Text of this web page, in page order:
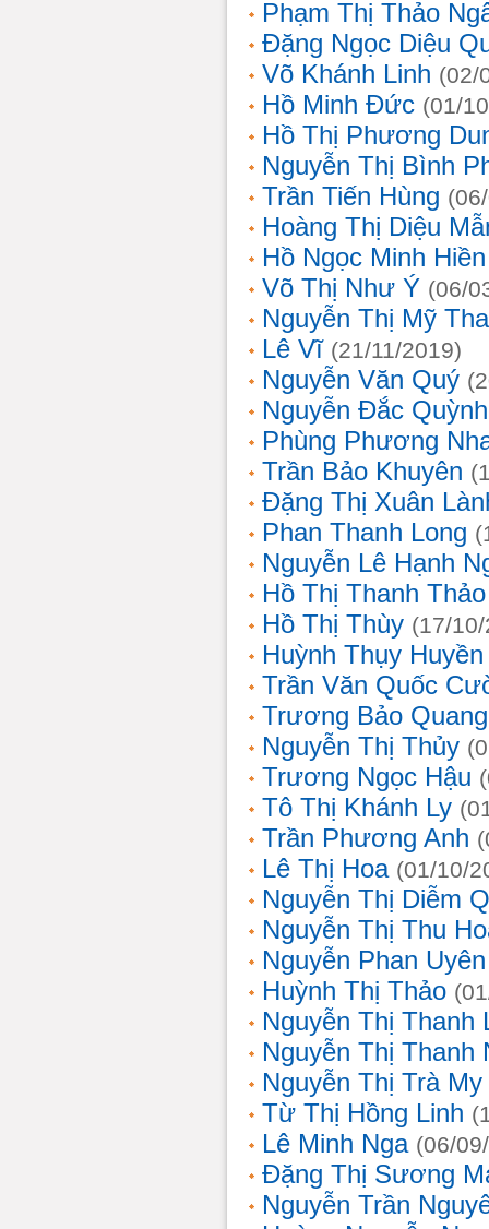
Phạm Thị Thảo
Đặng Ngọc Diệu
Võ Khánh Linh (02/
Hồ Minh Đức (01/
Hồ Thị Phương
Nguyễn Thị Bình
Trần Tiến Hùng
Hoàng Thị Diệu
Hồ Ngọc Minh Hiền
Võ Thị Như Ý (06/
Nguyễn Thị Mỹ
Lê Vĩ (21/11/2019)
Nguyễn Văn Quý
Nguyễn Đắc
Phùng Phương
Trần Bảo Khuyên
Đặng Thị Xuân
Phan Thanh Long
Nguyễn Lê Hạnh
Hồ Thị Thanh Thảo
Hồ Thị Thùy (17/
Huỳnh Thụy
Trần Văn Quốc
Trương Bảo
Nguyễn Thị Thủy
Trương Ngọc Hậu
Tô Thị Khánh Ly
Trần Phương Anh
Lê Thị Hoa (01/10/
Nguyễn Thị Diễm
Nguyễn Thị Thu
Nguyễn Phan
Huỳnh Thị Thảo
Nguyễn Thị Thanh
Nguyễn Thị Thanh
Nguyễn Thị Trà My
Từ Thị Hồng Linh
Lê Minh Nga (06/
Đặng Thị Sương
Nguyễn Trần